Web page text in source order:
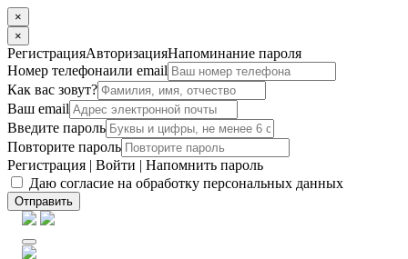
×
×
РегистрацияАвторизацияНапоминание пароля
Номер телефонаили email
Как вас зовут?
Ваш email
Введите пароль
Повторите пароль
Регистрация | Войти | Напомнить пароль
Даю согласие на обработку персональных данных
Отправить